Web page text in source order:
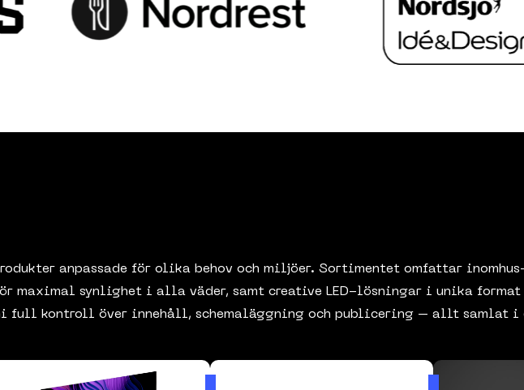
anpassade för olika behov och miljöer. Sortimentet omfattar
maximal synlighet i alla väder, samt creative LED-lösningar i unika format
full kontroll över innehåll, schemaläggning och publicering – allt samlat i